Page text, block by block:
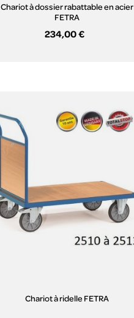
Chariot à dossier rabattable en acier
FETRA
234,00 €
Chariot à ridelle FETRA